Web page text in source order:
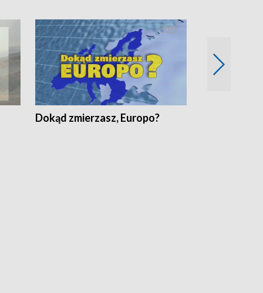
Dokąd zmierzasz, Europo?